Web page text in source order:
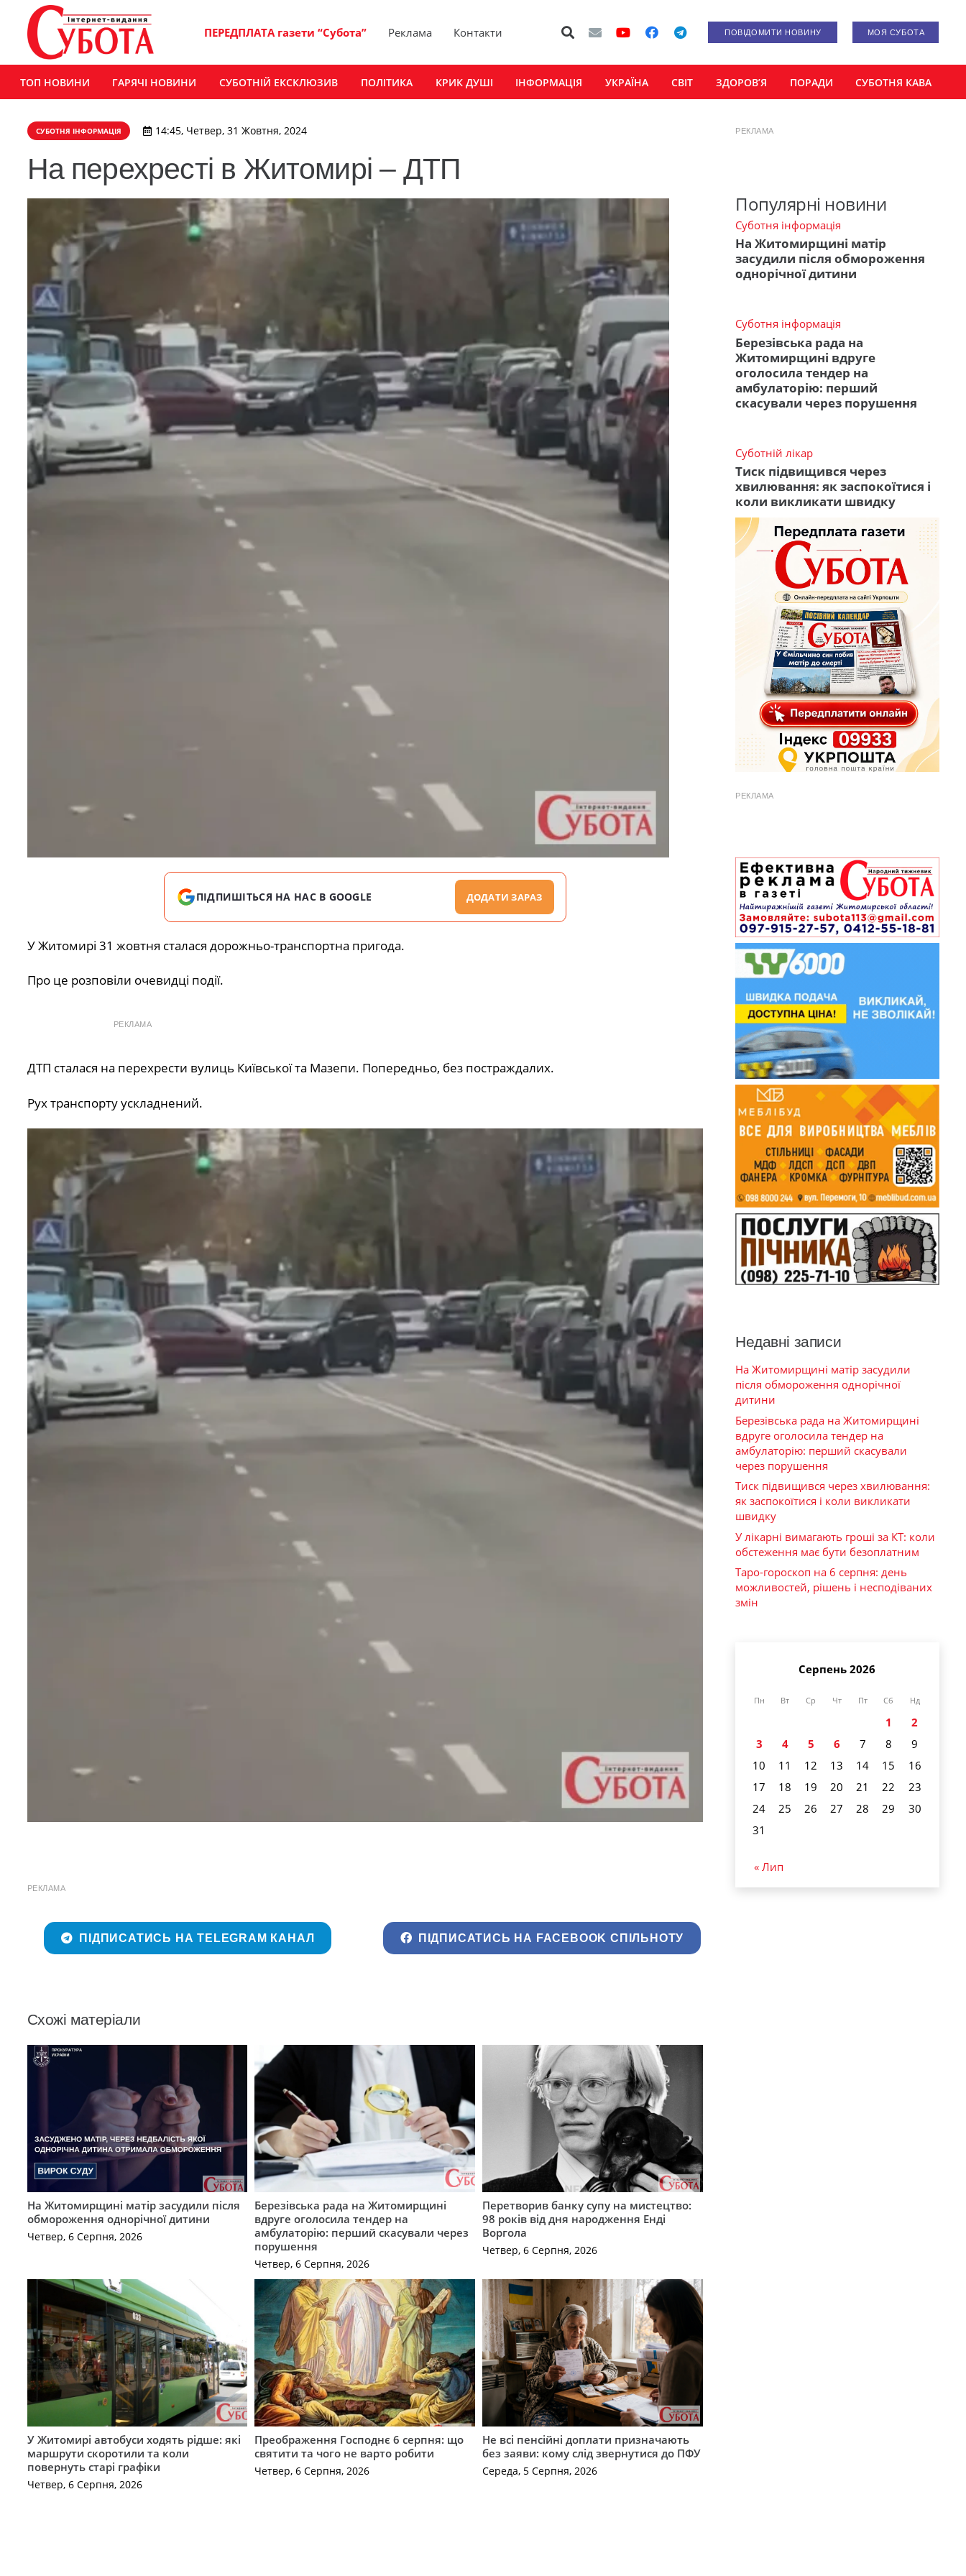
ПЕРЕДПЛАТА газети “Субота” Реклама Контакти ПОВІДОМИТИ НОВИНУ МОЯ СУБОТА
ТОП НОВИНИ ГАРЯЧІ НОВИНИ СУБОТНІЙ ЕКСКЛЮЗИВ ПОЛІТИКА КРИК ДУШІ ІНФОРМАЦІЯ УКРАЇНА СВІТ ЗДОРОВ’Я ПОРАДИ СУБОТНЯ КАВА
СУБОТНЯ ІНФОРМАЦІЯ 14:45, Четвер, 31 Жовтня, 2024
На перехресті в Житомирі – ДТП
ПІДПИШІТЬСЯ НА НАС В GOOGLE ДОДАТИ ЗАРАЗ
У Житомирі 31 жовтня сталася дорожньо-транспортна пригода.
Про це розповіли очевидці події.
РЕКЛАМА
ДТП сталася на перехрести вулиць Київської та Мазепи. Попередньо, без постраждалих.
Рух транспорту ускладнений.
РЕКЛАМА
ПІДПИСАТИСЬ НА TELEGRAM КАНАЛ ПІДПИСАТИСЬ НА FACEBOOK СПІЛЬНОТУ
Схожі матеріали
На Житомирщині матір засудили після
обмороження однорічної дитини
Четвер, 6 Серпня, 2026
Березівська рада на Житомирщині
вдруге оголосила тендер на
амбулаторію: перший скасували через
порушення
Четвер, 6 Серпня, 2026
Перетворив банку супу на мистецтво:
98 років від дня народження Енді
Воргола
Четвер, 6 Серпня, 2026
У Житомирі автобуси ходять рідше: які
маршрути скоротили та коли
повернуть старі графіки
Четвер, 6 Серпня, 2026
Преображення Господнє 6 серпня: що
святити та чого не варто робити
Четвер, 6 Серпня, 2026
Не всі пенсійні доплати призначають
без заяви: кому слід звернутися до ПФУ
Середа, 5 Серпня, 2026
РЕКЛАМА
Популярні новини
Суботня інформація
На Житомирщині матір
засудили після обмороження
однорічної дитини
Суботня інформація
Березівська рада на
Житомирщині вдруге
оголосила тендер на
амбулаторію: перший
скасували через порушення
Суботній лікар
Тиск підвищився через
хвилювання: як заспокоїтися і
коли викликати швидку
РЕКЛАМА
Недавні записи
На Житомирщині матір засудили
після обмороження однорічної
дитини
Березівська рада на Житомирщині
вдруге оголосила тендер на
амбулаторію: перший скасували
через порушення
Тиск підвищився через хвилювання:
як заспокоїтися і коли викликати
швидку
У лікарні вимагають гроші за КТ: коли
обстеження має бути безоплатним
Таро-гороскоп на 6 серпня: день
можливостей, рішень і несподіваних
змін
Серпень 2026
Пн Вт Ср Чт Пт Сб Нд
1
2
3
4 5 6 7 8
9
10
11 12 13 14 15
16
17
18 19 20 21 22
23
24
25 26 27 28 29
30
31
« Лип